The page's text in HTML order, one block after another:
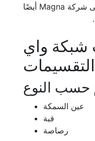
مدينة جراتس بالنمسا. كما ستتولى شركة Magna أيضًا
شبكة واي
حسب النوع
عين السمكة
قبة
رصاصة